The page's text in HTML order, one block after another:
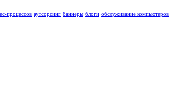
процессов аутсорсинг баннеры блоги обслуживание компьютеров